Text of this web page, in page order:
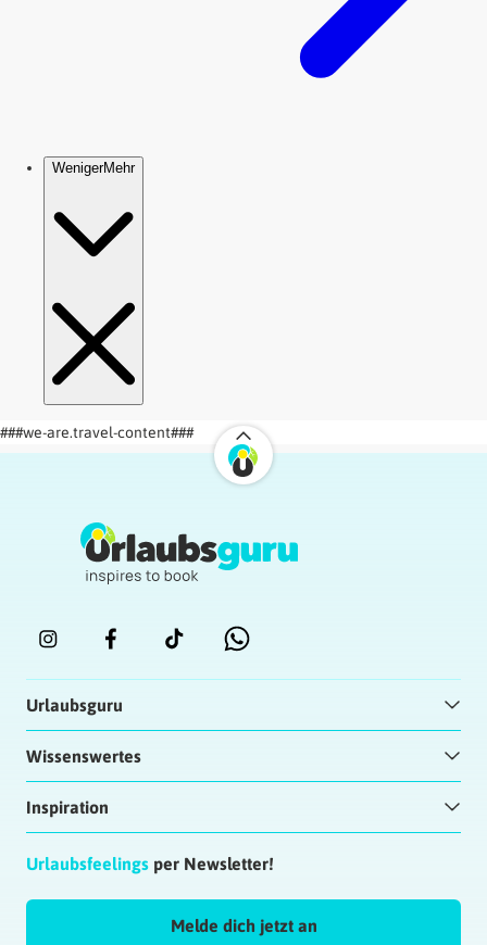
###we-are.travel-content###
Urlaubsguru
Wissenswertes
Inspiration
Urlaubsfeelings per Newsletter!
Melde dich jetzt an